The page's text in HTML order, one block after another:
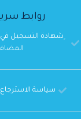
روابط
ِشهادة التسجيل في
سياسة الاسترجاع